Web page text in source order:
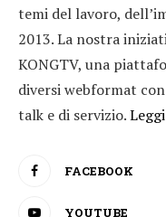
temi del lavoro,
2013. La nostra
KONGTV, una
diversi webformat
talk e di servizio.
FACEBOOK
YOUTUBE